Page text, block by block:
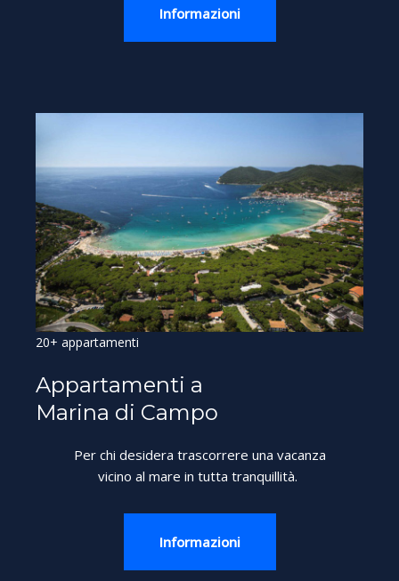
Informazioni
20+ appartamenti
Appartamenti a
Marina di Campo
Per chi desidera trascorrere una vacanza
vicino al mare in tutta tranquillità.
Informazioni